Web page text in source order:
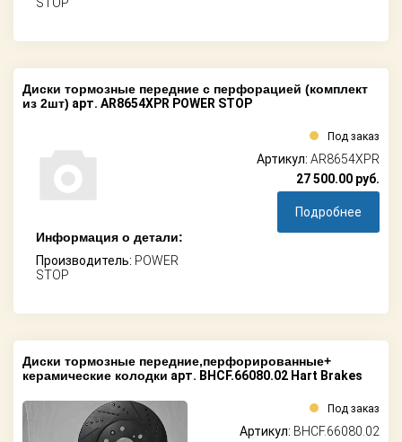
Диски тормозные передние c перфорацией (комплект
из 2шт) арт. AR8654XPR POWER STOP
Информация о детали:
Производитель: POWER
STOP
Под заказ
Артикул: AR8654XPR
27 500.00 руб.
Подробнее
Диски тормозные передние,перфорированные+
керамические колодки арт. BHCF.66080.02 Hart Brakes
Под заказ
Артикул: BHCF.66080.02